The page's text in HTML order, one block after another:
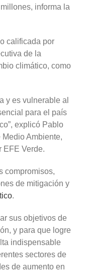
informa la
calificada por
de la
climático, como
y es vulnerable al
para el país
explicó Pablo
Ambiente,
EFE Verde.
compromisos,
de mitigación y
.
sus objetivos de
y para que logre
indispensable
sectores de
de aumento en